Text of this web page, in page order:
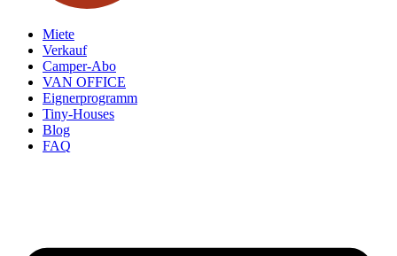
Miete
Verkauf
Camper-Abo
VAN OFFICE
Eignerprogramm
Tiny-Houses
Blog
FAQ